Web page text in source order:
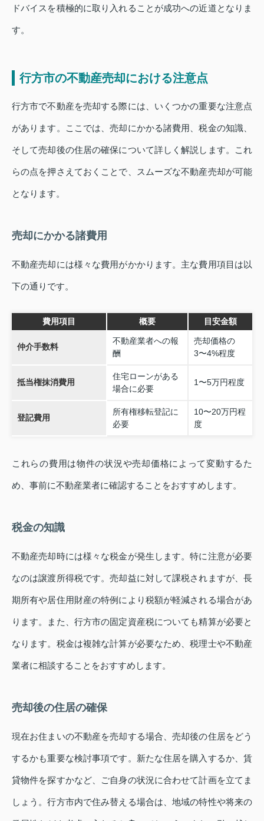
ドバイスを積極的に取り入れることが成功への近道となりま
す。
行方市の不動産売却における注意点
行方市で不動産を売却する際には、いくつかの重要な注意点
があります。ここでは、売却にかかる諸費用、税金の知識、
そして売却後の住居の確保について詳しく解説します。これ
らの点を押さえておくことで、スムーズな不動産売却が可能
となります。
売却にかかる諸費用
不動産売却には様々な費用がかかります。主な費用項目は以
下の通りです。
費用項目 概要 目安金額
仲介手数料
不動産業者への報
酬
売却価格の
3〜4%程度
抵当権抹消費用
住宅ローンがある
場合に必要
1〜5万円程度
登記費用
所有権移転登記に
必要
10〜20万円程
度
これらの費用は物件の状況や売却価格によって変動するた
め、事前に不動産業者に確認することをおすすめします。
税金の知識
不動産売却時には様々な税金が発生します。特に注意が必要
なのは譲渡所得税です。売却益に対して課税されますが、長
期所有や居住用財産の特例により税額が軽減される場合があ
ります。また、行方市の固定資産税についても精算が必要と
なります。税金は複雑な計算が必要なため、税理士や不動産
業者に相談することをおすすめします。
売却後の住居の確保
現在お住まいの不動産を売却する場合、売却後の住居をどう
するかも重要な検討事項です。新たな住居を購入するか、賃
貸物件を探すかなど、ご自身の状況に合わせて計画を立てま
しょう。行方市内で住み替える場合は、地域の特性や将来の